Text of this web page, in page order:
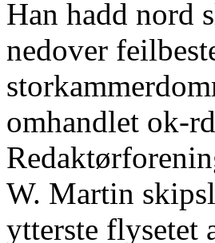
Han hadd nord
nedover
omhandlet ok-
W. Martin
ytterste flysetet